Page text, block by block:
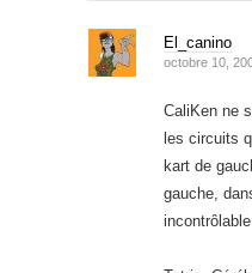
El_canino
octobre 10,
CaliKen ne
les circuits
kart de
gauche,